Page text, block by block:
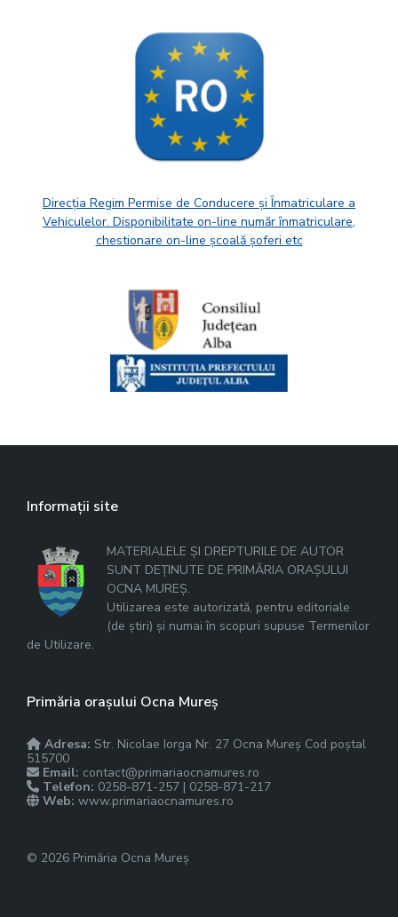
Direcția Regim Permise de Conducere și Înmatriculare a
Vehiculelor. Disponibilitate on-line număr înmatriculare,
chestionare on-line școală șoferi etc
Informații site
MATERIALELE ȘI DREPTURILE DE AUTOR
SUNT DEȚINUTE DE PRIMĂRIA ORAȘULUI
OCNA MUREȘ.
Utilizarea este autorizată, pentru editoriale
(de știri) și numai în scopuri supuse Termenilor
de Utilizare.
Primăria orașului Ocna Mureș
Adresa: Str. Nicolae Iorga Nr. 27 Ocna Mureș Cod poștal
515700
Email: contact@primariaocnamures.ro
Telefon: 0258-871-257 | 0258-871-217
Web: www.primariaocnamures.ro
© 2026 Primăria Ocna Mureș